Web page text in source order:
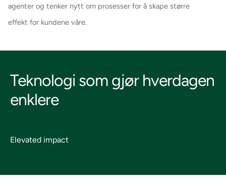
agenter og tenker nytt om prosesser for å skape større
effekt for kundene våre.
Teknologi som gjør hverdagen
enklere
Elevated impact